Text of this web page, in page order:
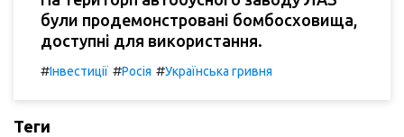
були продемонстровані бомбосховища,
доступні для використання.
#Інвестиції #Росія #Українська гривня
Теги